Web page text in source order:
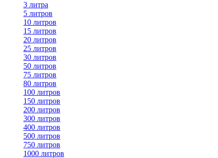
3 литра
5 литров
10 литров
15 литров
20 литров
25 литров
30 литров
50 литров
75 литров
80 литров
100 литров
150 литров
200 литров
300 литров
400 литров
500 литров
750 литров
1000 литров